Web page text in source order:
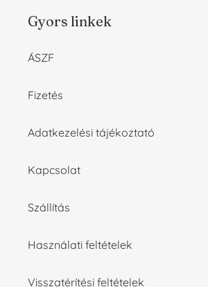
Gyors linkek
ÁSZF
Fizetés
Adatkezelési tájékoztató
Kapcsolat
Szállítás
Használati feltételek
Visszatérítési feltételek